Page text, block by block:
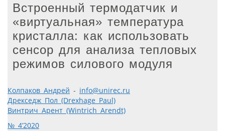
Встроенный термодатчик и
«виртуальная» температура
кристалла: как использовать
сенсор для анализа тепловых
режимов силового модуля
Колпаков Андрей - info@unirec.ru
Дрекседж Пол (Drexhage Paul)
Винтрич Арент (Wintrich Arendt)
№ 4’2020